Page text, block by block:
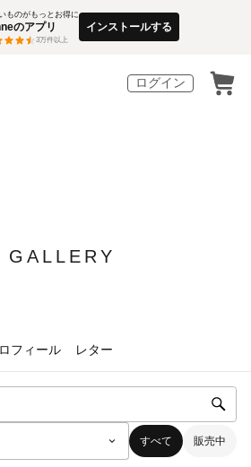
ものがもっとお得に
のアプリ
3万件以上
インストールする
ログイン
フィール レター
すべて 販売中